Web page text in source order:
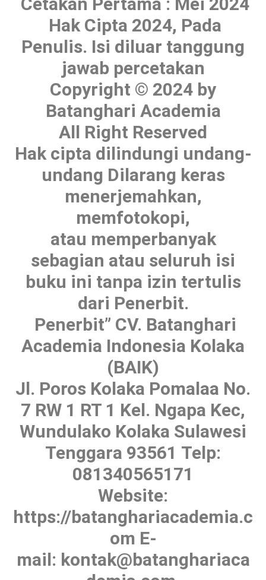
Hak Cipta 2024, Pada
Penulis. Isi diluar tanggung
jawab percetakan
Copyright © 2024 by
Batanghari Academia
All Right Reserved
Hak cipta dilindungi undang-
undang Dilarang keras
menerjemahkan,
memfotokopi,
atau memperbanyak
sebagian atau seluruh isi
buku ini tanpa izin tertulis
dari Penerbit.
Penerbit” CV. Batanghari
Academia Indonesia Kolaka
(BAIK)
Jl. Poros Kolaka Pomalaa No.
7 RW 1 RT 1 Kel. Ngapa Kec,
Wundulako Kolaka Sulawesi
Tenggara 93561 Telp:
081340565171
Website:
https://batanghariacademia.c
om E-
mail: kontak@batanghariaca